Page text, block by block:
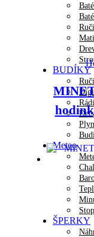
BUDÍKY
Meteo
ŠPERKY